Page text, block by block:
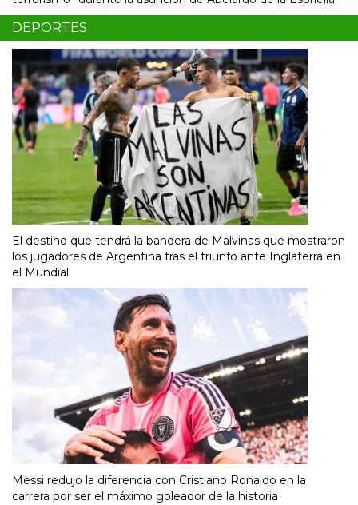
DEPORTES
El destino que tendrá la bandera de Malvinas que mostraron
los jugadores de Argentina tras el triunfo ante Inglaterra en
el Mundial
Messi redujo la diferencia con Cristiano Ronaldo en la
carrera por ser el máximo goleador de la historia